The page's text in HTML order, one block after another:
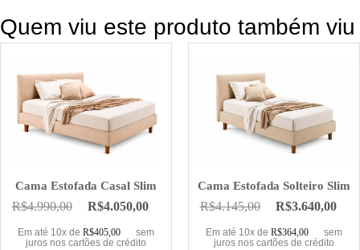
Quem viu este produto também viu
Cama Estofada Casal Slim
R$4.990,00 R$4.050,00
Em até 10x de R$405,00
sem
juros nos cartões de crédito
Cama Estofada Solteiro Slim
R$4.145,00 R$3.640,00
Em até 10x de R$364,00
sem
juros nos cartões de crédito